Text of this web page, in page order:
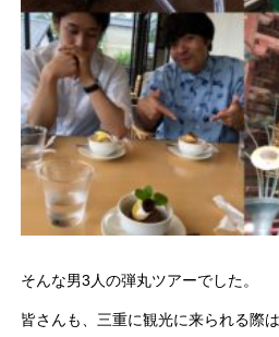
そんな男3人の弾丸ツアーでした。
皆さんも、三重に観光に来られる際